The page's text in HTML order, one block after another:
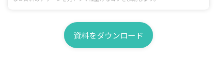
資料をダウンロード